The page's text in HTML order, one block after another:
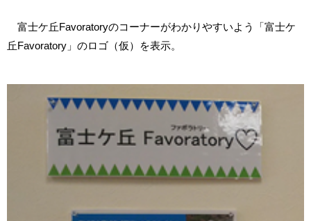
富士ケ丘Favoratoryのコーナーがわかりやすいよう「富士ケ
丘Favoratory」のロゴ（仮）を表示。